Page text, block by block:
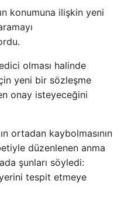
konumuna ilişkin yeni
olması halinde
yeni bir sözleşme
onay isteyeceğini
ortadan kaybolmasının
düzenlenen anma
şunları söyledi:
tespit etmeye